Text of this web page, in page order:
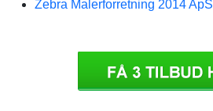
Zebra Malerforretning 2014 ApS